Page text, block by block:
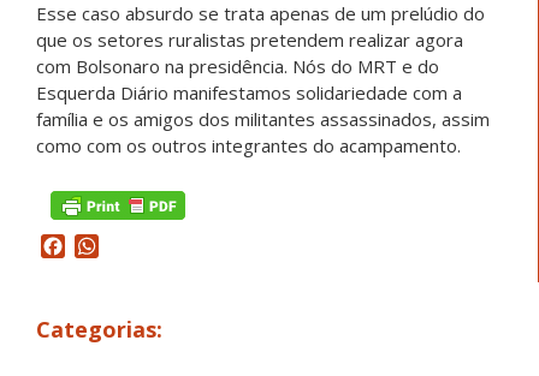
Esse caso absurdo se trata apenas de um prelúdio do
que os setores ruralistas pretendem realizar agora
com Bolsonaro na presidência. Nós do MRT e do
Esquerda Diário manifestamos solidariedade com a
família e os amigos dos militantes assassinados, assim
como com os outros integrantes do acampamento.
Facebook
Categorias: